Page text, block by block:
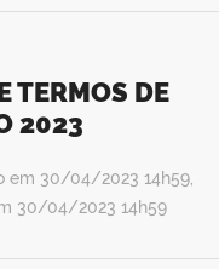
TERMOS DE
2023
em 30/04/2023 14h59,
30/04/2023 14h59